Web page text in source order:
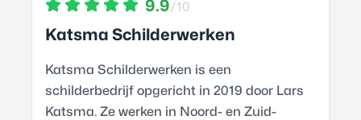
9.9/10
Katsma Schilderwerken
Katsma Schilderwerken is een
schilderbedrijf opgericht in 2019 door Lars
Katsma. Ze werken in Noord- en Zuid-